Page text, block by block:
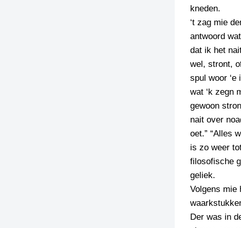
VERHOALEN
kneden.
‘t zag mie
antwoord
dat ik het
wel, stront,
spul woor
wat ‘k zegn
gewoon
nait over
oet.” “Alles
is zo weer
filosofische
geliek.
Volgens mie
Der was in